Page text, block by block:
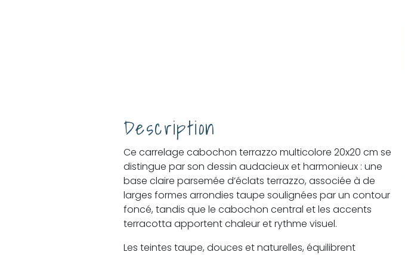
Description
Ce carrelage cabochon terrazzo multicolore 20x20 cm se
distingue par son dessin audacieux et harmonieux : une
base claire parsemée d’éclats terrazzo, associée à de
larges formes arrondies taupe soulignées par un contour
foncé, tandis que le cabochon central et les accents
terracotta apportent chaleur et rythme visuel.
Les teintes taupe, douces et naturelles, équilibrent